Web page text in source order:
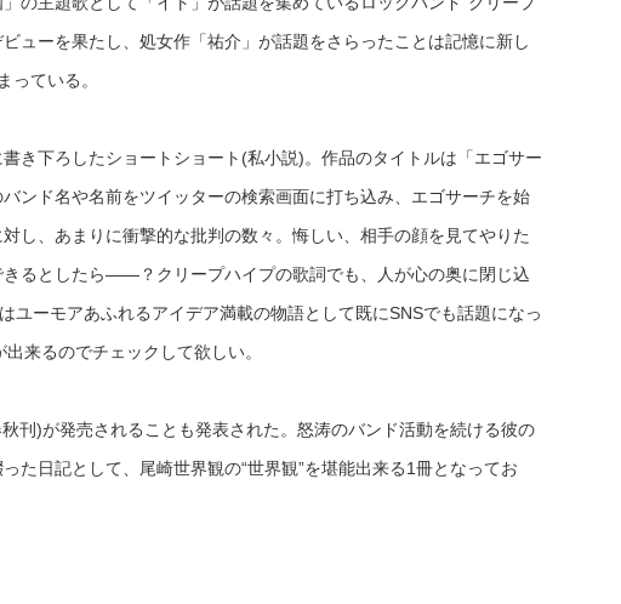
ューを果たし、処女作「祐介」が話題をさらったことは記憶に新し
っている。
き下ろしたショートショート(私小説)。作品のタイトルは「エゴサー
ンド名や名前をツイッターの検索画面に打ち込み、エゴサーチを始
し、あまりに衝撃的な批判の数々。悔しい、相手の顔を見てやりた
るとしたら――？クリープハイプの歌詞でも、人が心の奥に閉じ込
ユーモアあふれるアイデア満載の物語として既にSNSでも話題になっ
来るのでチェックして欲しい。
刊)が発売されることも発表された。怒涛のバンド活動を続ける彼の
た日記として、尾崎世界観の“世界観”を堪能出来る1冊となってお